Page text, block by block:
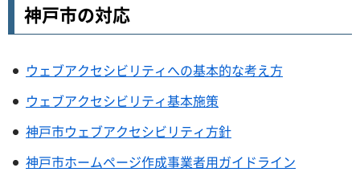
神戸市の対応
ウェブアクセシビリティへの基本的な考え方
ウェブアクセシビリティ基本施策
神戸市ウェブアクセシビリティ方針
神戸市ホームページ作成事業者用ガイドライン